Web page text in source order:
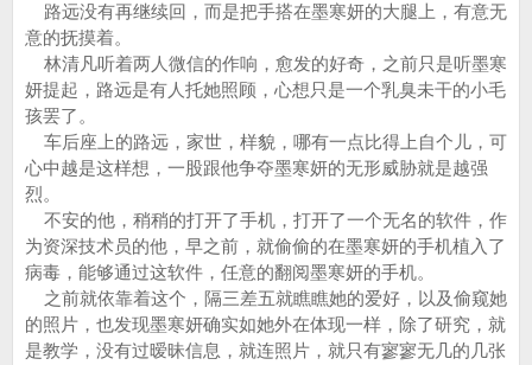
路远没有再继续回，而是把手搭在墨寒妍的大腿上，有意无
意的抚摸着。
林清凡听着两人微信的作响，愈发的好奇，之前只是听墨寒
妍提起，路远是有人托她照顾，心想只是一个乳臭未干的小毛
孩罢了。
车后座上的路远，家世，样貌，哪有一点比得上自个儿，可
心中越是这样想，一股跟他争夺墨寒妍的无形威胁就是越强
烈。
不安的他，稍稍的打开了手机，打开了一个无名的软件，作
为资深技术员的他，早之前，就偷偷的在墨寒妍的手机植入了
病毒，能够通过这软件，任意的翻阅墨寒妍的手机。
之前就依靠着这个，隔三差五就瞧瞧她的爱好，以及偷窥她
的照片，也发现墨寒妍确实如她外在体现一样，除了研究，就
是教学，没有过暧昧信息，就连照片，就只有寥寥无几的几张